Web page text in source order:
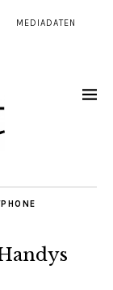
MEDIADATEN